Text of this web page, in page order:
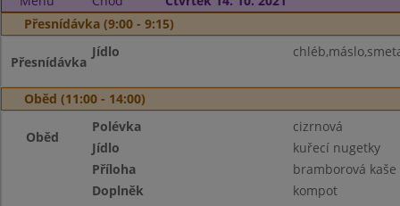
Přesnídávka (9:00 - 9:15)
Přesnídávka
Jídlo
Oběd (11:00 - 14:00)
Oběd
Polévka
cizrnová
Jídlo
kuřecí nugetky
Příloha
bramborová kaše
Doplněk
kompot